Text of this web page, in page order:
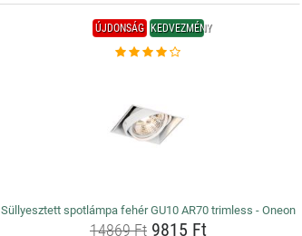
ÚJDONSÁG KEDVEZMÉNY
Süllyesztett spotlámpa fehér GU10 AR70 trimless - Oneon
14869 Ft9815 Ft